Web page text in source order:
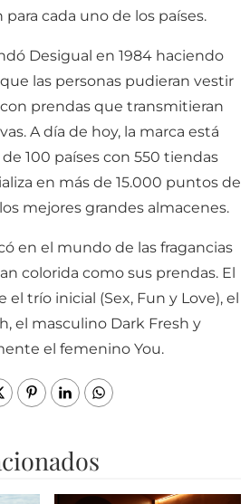
cada uno de los países.
Desigual en 1984 haciendo
las personas pudieran vestir
prendas que transmitieran
A día de hoy, la marca está
100 países con 550 tiendas
en más de 15.000 puntos de
mejores grandes almacenes.
en el mundo de las fragancias
colorida como sus prendas. El
trío inicial (Sex, Fun y Love), el
el masculino Dark Fresh y
el femenino You.